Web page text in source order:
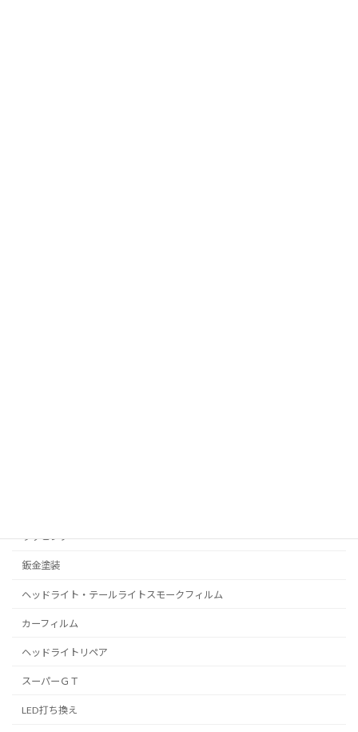
ラッピング
鈑金塗装
ヘッドライト・テールライトスモークフィルム
カーフィルム
ヘッドライトリペア
スーパーＧＴ
LED打ち換え